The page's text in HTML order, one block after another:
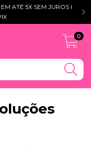
ATÉ 5X SEM JUROS l
0